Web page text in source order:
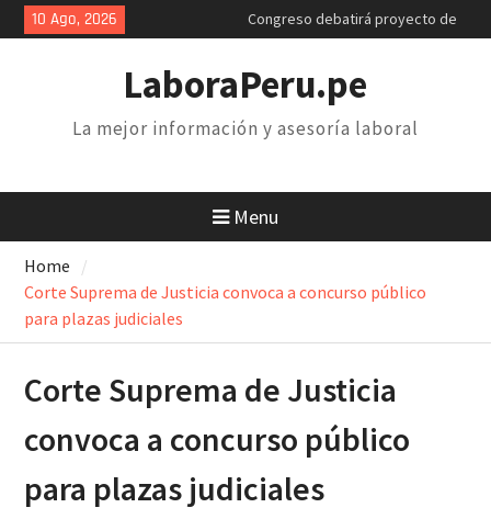
Skip
to
10 Ago, 2026
Congreso debatirá proyecto de
retiro AFP. Problema y solución
trabajadores anuncian paro y
huelga nacional
Retiro 25% AFP: el descuento
LaboraPeru.pe
La mejor información y asesoría laboral
Menu
Home
Corte Suprema de Justicia convoca a concurso público
para plazas judiciales
Corte Suprema de Justicia
convoca a concurso público
para plazas judiciales